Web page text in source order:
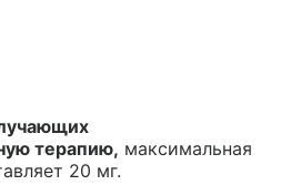
терапию, максимальная
20 мг.